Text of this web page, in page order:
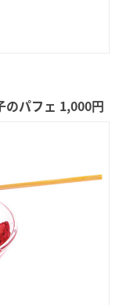
パフェ 1,000円